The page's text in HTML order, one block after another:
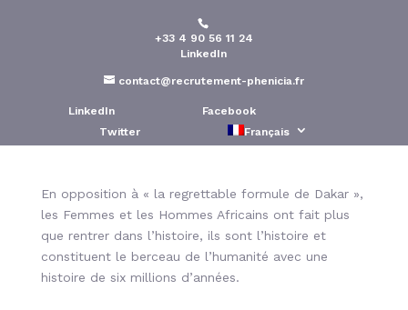
+33 4 90 56 11 24
LinkedIn
contact@recrutement-phenicia.fr
LinkedIn
Facebook
Twitter
Français
Le continent africain est
l’histoire !
Publié le : 4 Août 2021
En opposition à « la regrettable formule de Dakar »,
les Femmes et les Hommes Africains ont fait plus
que rentrer dans l’histoire, ils sont l’histoire et
constituent le berceau de l’humanité avec une
histoire de six millions d’années.